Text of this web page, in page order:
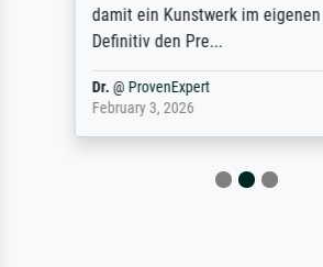
damit ein Kunstwerk im eigenen
Definitiv den Pre...
Dr.@ ProvenExpert
February 3, 2026